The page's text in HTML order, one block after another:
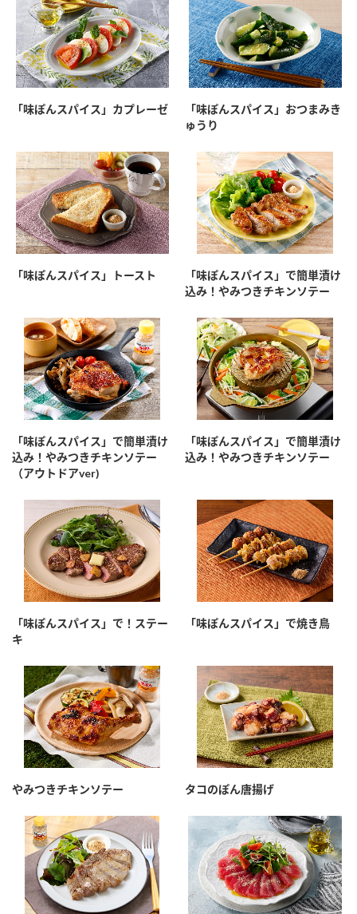
「味ぽんスパイス」カプレーゼ
「味ぽんスパイス」おつまみき
ゅうり
「味ぽんスパイス」トースト
「味ぽんスパイス」で簡単漬け
込み！やみつきチキンソテー
「味ぽんスパイス」で簡単漬け
込み！やみつきチキンソテー
（アウトドアver)
「味ぽんスパイス」で簡単漬け
込み！やみつきチキンソテー
「味ぽんスパイス」で！ステー
キ
「味ぽんスパイス」で焼き鳥
やみつきチキンソテー タコのぽん唐揚げ